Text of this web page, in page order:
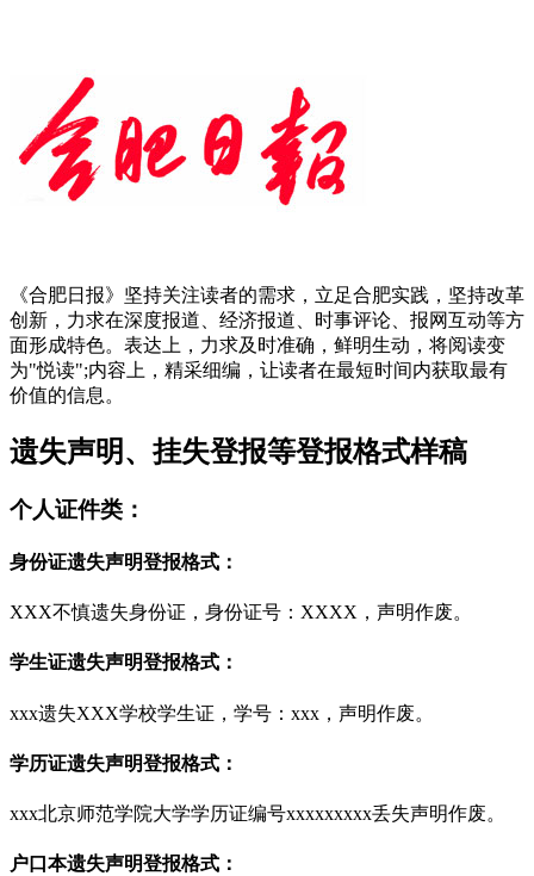
《合肥日报》坚持关注读者的需求，立足合肥实践，坚持改革
创新，力求在深度报道、经济报道、时事评论、报网互动等方
面形成特色。表达上，力求及时准确，鲜明生动，将阅读变
为"悦读";内容上，精采细编，让读者在最短时间内获取最有
价值的信息。
遗失声明、挂失登报等登报格式样稿
个人证件类：
身份证遗失声明登报格式：
XXX不慎遗失身份证，身份证号：XXXX，声明作废。
学生证遗失声明登报格式：
xxx遗失XXX学校学生证，学号：xxx，声明作废。
学历证遗失声明登报格式：
xxx北京师范学院大学学历证编号xxxxxxxxx丢失声明作废。
户口本遗失声明登报格式：